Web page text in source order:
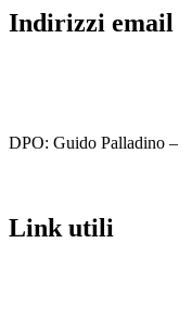
indirizzi email
DPO: Guido Palladino –
link utili